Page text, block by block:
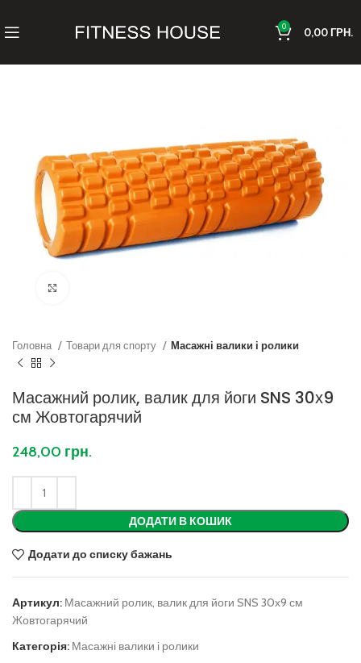
0 0,00ГРН.
Головна Товари для спорту Масажні валики і ролики
Масажний ролик, валик для йоги SNS 30х9
см Жовтогарячий
248,00 грн.
ДОДАТИ В КОШИК
Додати до списку бажань
Артикул: Масажний ролик, валик для йоги SNS 30х9 см
Жовтогарячий
Категорія: Масажні валики і ролики